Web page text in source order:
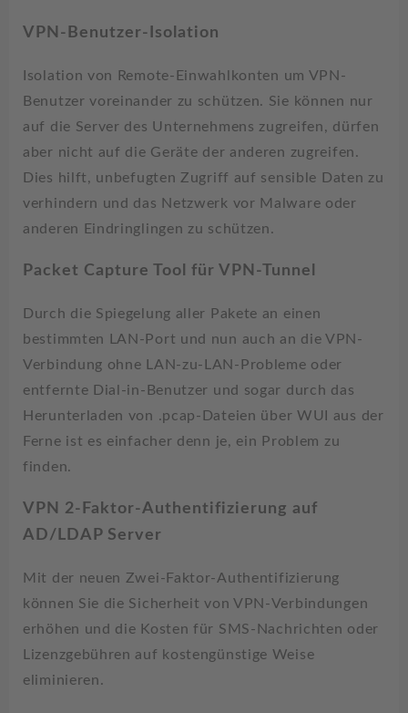
VPN-Benutzer-Isolation
Isolation von Remote-Einwahlkonten um VPN-
Benutzer voreinander zu schützen. Sie können nur
auf die Server des Unternehmens zugreifen, dürfen
aber nicht auf die Geräte der anderen zugreifen.
Dies hilft, unbefugten Zugriff auf sensible Daten zu
verhindern und das Netzwerk vor Malware oder
anderen Eindringlingen zu schützen.
Packet Capture Tool für VPN-Tunnel
Durch die Spiegelung aller Pakete an einen
bestimmten LAN-Port und nun auch an die VPN-
Verbindung ohne LAN-zu-LAN-Probleme oder
entfernte Dial-in-Benutzer und sogar durch das
Herunterladen von .pcap-Dateien über WUI aus der
Ferne ist es einfacher denn je, ein Problem zu
finden.
VPN 2-Faktor-Authentifizierung auf
AD/LDAP Server
Mit der neuen Zwei-Faktor-Authentifizierung
können Sie die Sicherheit von VPN-Verbindungen
erhöhen und die Kosten für SMS-Nachrichten oder
Lizenzgebühren auf kostengünstige Weise
eliminieren.